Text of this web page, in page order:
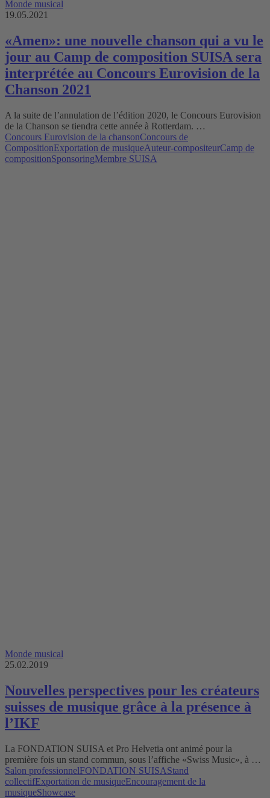
Monde musical
19.05.2021
«Amen»: une nouvelle chanson qui a vu le
jour au Camp de composition SUISA sera
interprétée au Concours Eurovision de la
Chanson 2021
A la suite de l’annulation de l’édition 2020, le Concours Eurovision
de la Chanson se tiendra cette année à Rotterdam. …
Concours Eurovision de la chansonConcours de
CompositionExportation de musiqueAuteur-compositeurCamp de
compositionSponsoringMembre SUISA
Monde musical
25.02.2019
Nouvelles perspectives pour les créateurs
suisses de musique grâce à la présence à
l’IKF
La FONDATION SUISA et Pro Helvetia ont animé pour la
première fois un stand commun, sous l’affiche «Swiss Music», à …
Salon professionnelFONDATION SUISAStand
collectifExportation de musiqueEncouragement de la
musiqueShowcase